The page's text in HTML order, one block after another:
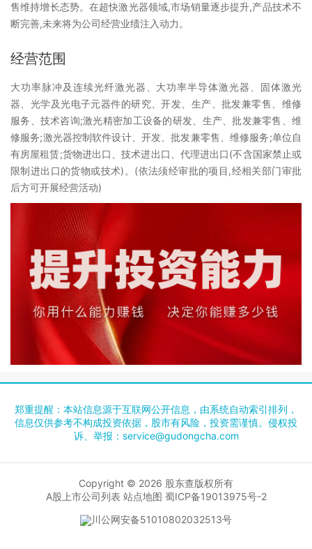
售维持增长态势。在超快激光器领域,市场销量逐步提升,产品技术不
断完善,未来将为公司经营业绩注入动力。
经营范围
大功率脉冲及连续光纤激光器、大功率半导体激光器、固体激光
器、光学及光电子元器件的研究、开发、生产、批发兼零售、维修
服务、技术咨询;激光精密加工设备的研发、生产、批发兼零售、维
修服务;激光器控制软件设计、开发、批发兼零售、维修服务;单位自
有房屋租赁;货物进出口、技术进出口、代理进出口(不含国家禁止或
限制进出口的货物或技术)。(依法须经审批的项目,经相关部门审批
后方可开展经营活动)
郑重提醒：本站信息源于互联网公开信息，由系统自动索引排列，
信息仅供参考不构成投资依据，股市有风险，投资需谨慎。侵权投
诉、举报： service@gudongcha.com
Copyright © 2026 股东查版权所有
A股上市公司列表 站点地图 蜀ICP备19013975号-2
川公网安备51010802032513号